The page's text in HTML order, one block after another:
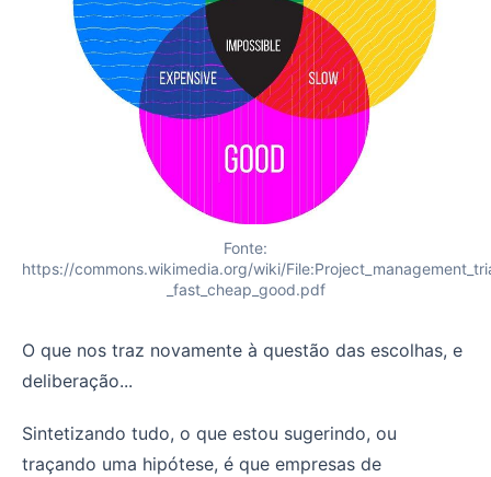
Fonte:
https://commons.wikimedia.org/wiki/
_fast_cheap_good.pdf
O que nos traz novamente à questão das escolhas, e
deliberação...
Sintetizando tudo, o que estou sugerindo, ou
traçando uma hipótese, é que empresas de